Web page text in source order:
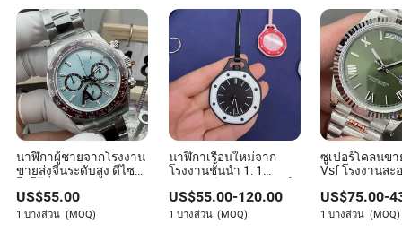
นาฬิกาผู้ชายจากโรงงาน
ขายส่งจีนระดับสูง ดีไซน์
โลโก้ที่กำหนดเอง
แบรนด์ที่มีฝาหลังโปร่งใส
กระจกซาฟไฟร์ 4131
กลไก 1: 1 นาฬิกา
US$55.00
1 บางส่วน (MOQ)
นาฬิกาเรือนใหม่จาก
โรงงานชั้นนำ 1: 1
นาฬิกาเลียนแบบซูเปอร์
คลอนแท้
US$55.00-120.00
1 บางส่วน (MOQ)
ซูเปอร์โคลนข
Vsf โรงงานสะ
ที่สุด Ewe AAA
แตนเลสสตีล
เคลื่อนไหวสวิ
US$75.00-
1 บางส่วน (MOQ)